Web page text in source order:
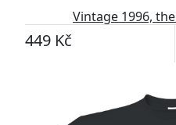
Vintage 1996,
449 Kč